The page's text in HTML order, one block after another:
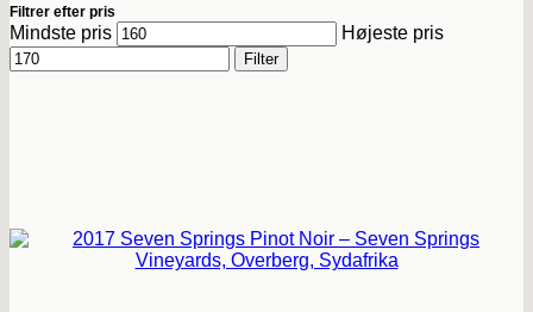
Filtrer efter pris
Mindste pris Højeste pris
Filter